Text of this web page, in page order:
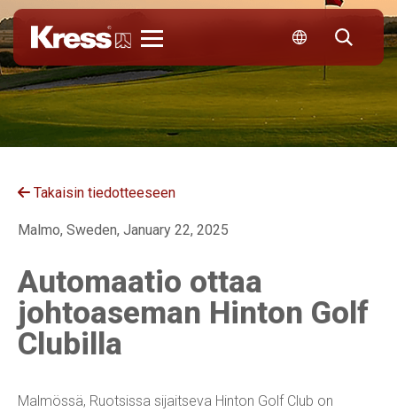
Takaisin tiedotteeseen
Malmo, Sweden, January 22, 2025
Automaatio ottaa
johtoaseman Hinton Golf
Clubilla
Malmössä, Ruotsissa sijaitseva Hinton Golf Club on